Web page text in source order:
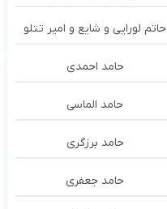
حاتم لورایی و شایع و امیر تتلو
حامد احمدی
حامد الماسی
حامد برزگری
حامد جعفری